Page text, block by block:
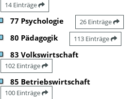
14 Einträge
77 Psychologie 26 Einträge
80 Pädagogik 113 Einträge
83 Volkswirtschaft
102 Einträge
85 Betriebswirtschaft
100 Einträge